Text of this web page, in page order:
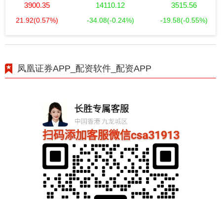
3900.35
21.92(0.57%)
14110.12
-34.08(-0.24%)
3515.56
-19.58(-0.55%)
凤凰证券APP_配资软件_配资APP